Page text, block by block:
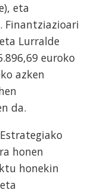
eta
Finantziazioari
Lurralde
euroko
azken
da.
honen
honekin